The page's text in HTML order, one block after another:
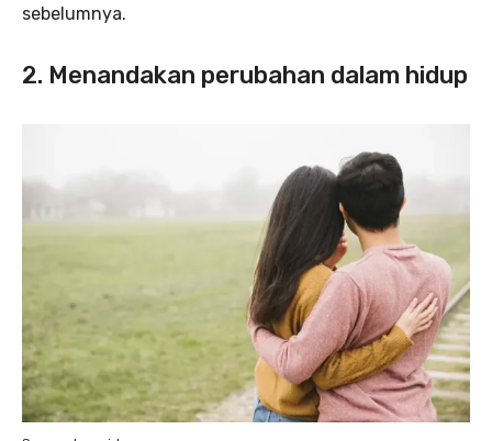
sebelumnya.
2. Menandakan perubahan dalam hidup